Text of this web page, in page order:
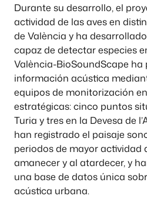
Durante su desarrollo, el
actividad de las aves en
de València y ha
capaz de detectar especies
València-BioSoundScape
información acústica
equipos de monitorización
estratégicas: cinco puntos
Turia y tres en la Devesa de
han registrado el paisaje
periodos de mayor actividad
amanecer y al atardecer, y
una base de datos única
acústica urbana.